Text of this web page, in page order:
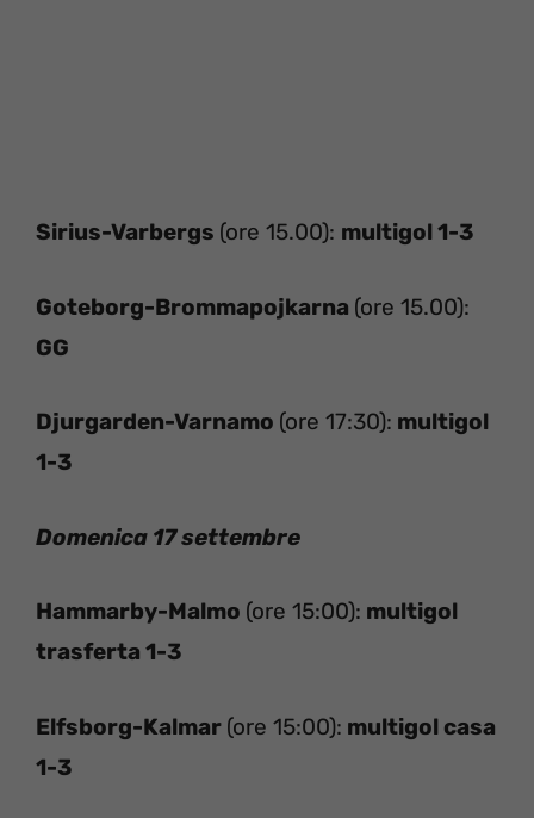
Sirius-Varbergs (ore 15.00): multigol 1-3
Goteborg-Brommapojkarna (ore 15.00):
GG
Djurgarden-Varnamo (ore 17:30): multigol
1-3
Domenica 17 settembre
Hammarby-Malmo (ore 15:00): multigol
trasferta 1-3
Elfsborg-Kalmar (ore 15:00): multigol casa
1-3